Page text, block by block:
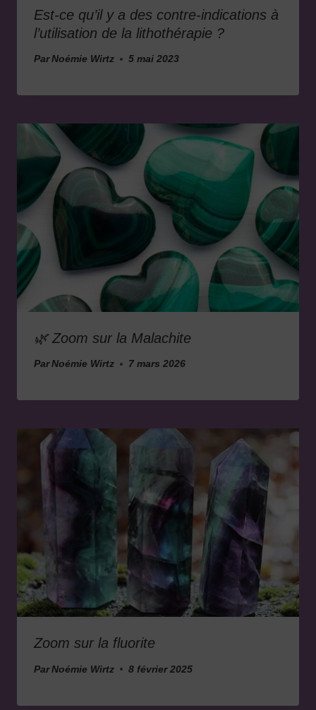
Est-ce qu’il y a des contre-indications à
l’utilisation de la lithothérapie ?
Par Noémie Wirtz 5 mai 2023
🌿 Zoom sur la Malachite
Par Noémie Wirtz 7 mars 2026
Zoom sur la fluorite
Par Noémie Wirtz 8 février 2025